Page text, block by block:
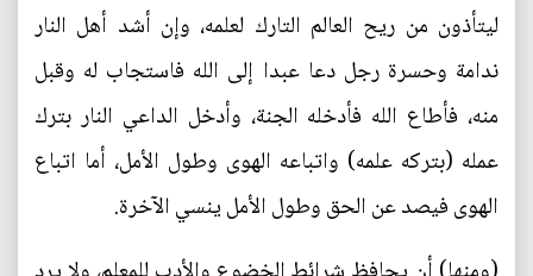
ليتأذون من ريح العالم التارك لعلمه، وإن أشد أهل النار
ندامة وحسرة رجل دعا عبدا إلى الله فاستجاب له وقبل
منه، فأطاع الله فأدخله الجنة، وأدخل الداعي النار بترك
عمله (بتركه علمه) واتباعه الهوى وطول الأمل، أما اتباع
الهوى فيصد عن الحق وطول الأمل ينسي الآخرة.